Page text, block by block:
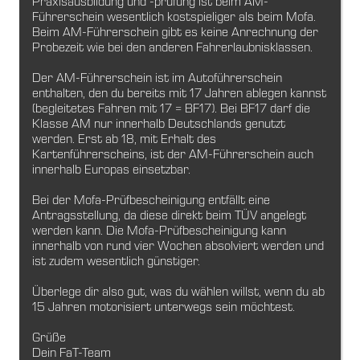
Praxisausbildung und -prüfung ist beim AM-
Führerschein wesentlich kostspieliger als beim Mofa.
Beim AM-Führerschein gibt es keine Anrechnung der
Probezeit wie bei den anderen Fahrerlaubnisklassen.
Der AM-Führerschein ist im Autoführerschein
enthalten, den du bereits mit 17 Jahren ablegen kannst
(begleitetes Fahren mit 17 = BF17). Bei BF17 darf die
Klasse AM nur innerhalb Deutschlands genutzt
werden. Erst ab 18, mit Erhalt des
Kartenführerscheins, ist der AM-Führerschein auch
innerhalb Europas einsetzbar.
Bei der Mofa-Prüfbescheinigung entfällt eine
Antragsstellung, da diese direkt beim TÜV angelegt
werden kann. Die Mofa-Prüfbescheinigung kann
innerhalb von rund vier Wochen absolviert werden und
ist zudem wesentlich günstiger.
Überlege dir also gut, was du wählen willst, wenn du ab
15 Jahren motorisiert unterwegs sein möchtest.
Grüße
Dein FaT-Team